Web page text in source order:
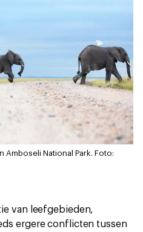
Amboseli National Park. Foto:
van leefgebieden,
ergere conflicten tussen